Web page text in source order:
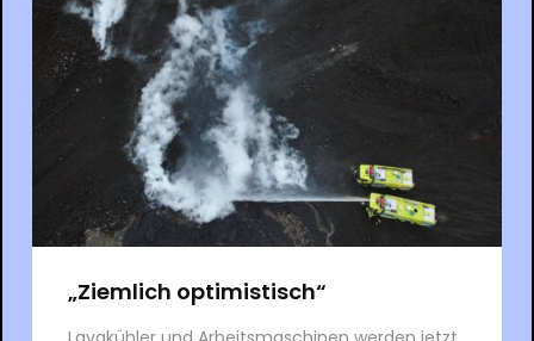
„Ziemlich optimistisch“